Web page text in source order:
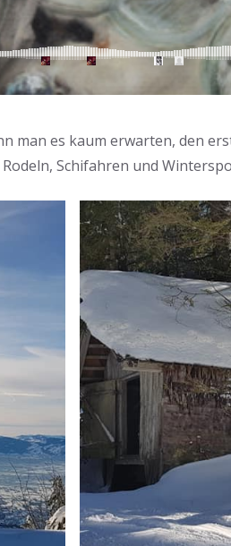
man es kaum erwarten, den
Rodeln, Schifahren und